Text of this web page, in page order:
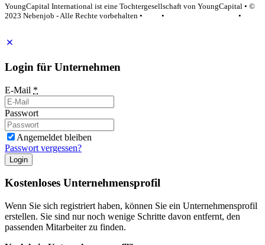
YoungCapital International ist eine Tochtergesellschaft von YoungCapital • ©
2023 Nebenjob - Alle Rechte vorbehalten •
•
•
Login für Unternehmen
E-Mail *
Passwort
Angemeldet bleiben
Passwort vergessen?
Login
Kostenloses Unternehmensprofil
Wenn Sie sich registriert haben, können Sie ein Unternehmensprofil
erstellen. Sie sind nur noch wenige Schritte davon entfernt, den
passenden Mitarbeiter zu finden.